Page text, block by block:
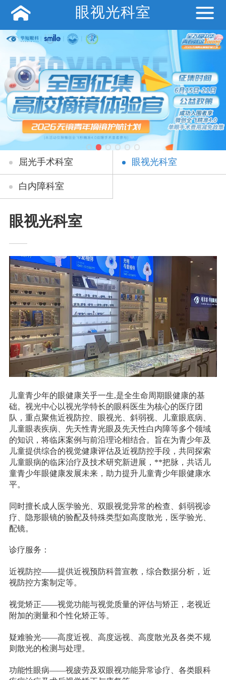
眼视光科室
屈光手术科室 眼视光科室
白内障科室
眼视光科室
儿童青少年的眼健康关乎一生,是全生命周期眼健康的基
础。视光中心以视光学特长的眼科医生为核心的医疗团
队，重点聚焦近视防控、眼视光、斜弱视、儿童眼底病、
儿童眼表疾病、先天性青光眼及先天性白内障等多个领域
的知识，将临床案例与前沿理论相结合。旨在为青少年及
儿童提供综合的视觉健康评估及近视防控手段，共同探索
儿童眼病的临床治疗及技术研究新进展，**把脉，共话儿
童青少年眼健康发展未来，助力提升儿童青少年眼健康水
平。
同时擅长成人医学验光、双眼视觉异常的检查、斜弱视诊
疗、隐形眼镜的验配及特殊类型如高度散光，医学验光、
配镜。
诊疗服务：
近视防控——提供近视预防科普宣教，综合数据分析，近
视防控方案制定等。
视觉矫正——视觉功能与视觉质量的评估与矫正，老视近
附加的测量和个性化矫正等。
疑难验光——高度近视、高度远视、高度散光及各类不规
则散光的检测与处理。
功能性眼病——视疲劳及双眼视功能异常诊疗、各类眼科